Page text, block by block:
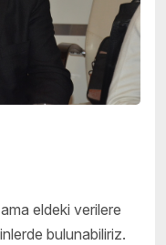
eldeki verilere
bulunabiliriz.